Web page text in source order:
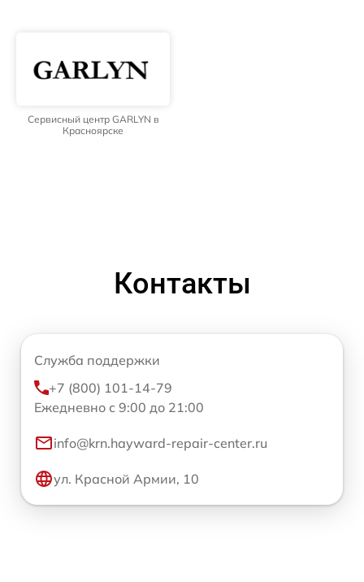
Сервисный центр GARLYN в
Красноярске
Контакты
Служба поддержки
+7 (800) 101-14-79
Ежедневно с 9:00 до 21:00
info@krn.hayward-repair-center.ru
ул. Красной Армии, 10